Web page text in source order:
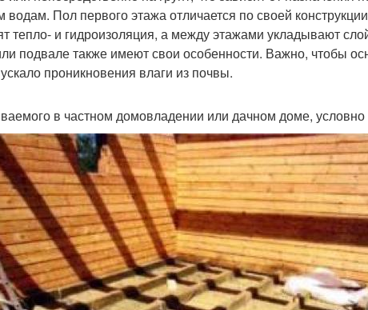
Пол первого этажа отличается по своей
тепло- и гидроизоляция, а между этажами укладывают
подвале также имеют свои особенности. Важно, чтобы
проникновения влаги из почвы.
в частном домовладении или дачном доме, условно